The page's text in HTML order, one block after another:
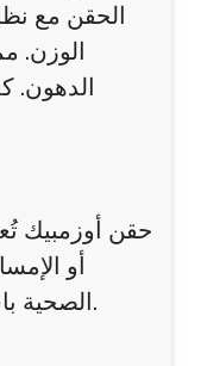
الحقن مع
الوزن.
الدهون.
حقن أوزمبيك
أو
الصحية باستمرار، وعدم تعديل الجرعة أو التوقف عن الحقن دون استشارة طبية لضمان استخدام آمن وفعّال.